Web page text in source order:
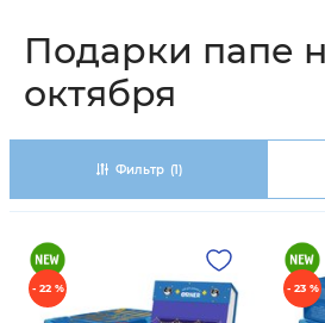
Подарки папе
октября
Фильтр (1)
- 22 % - 23 %